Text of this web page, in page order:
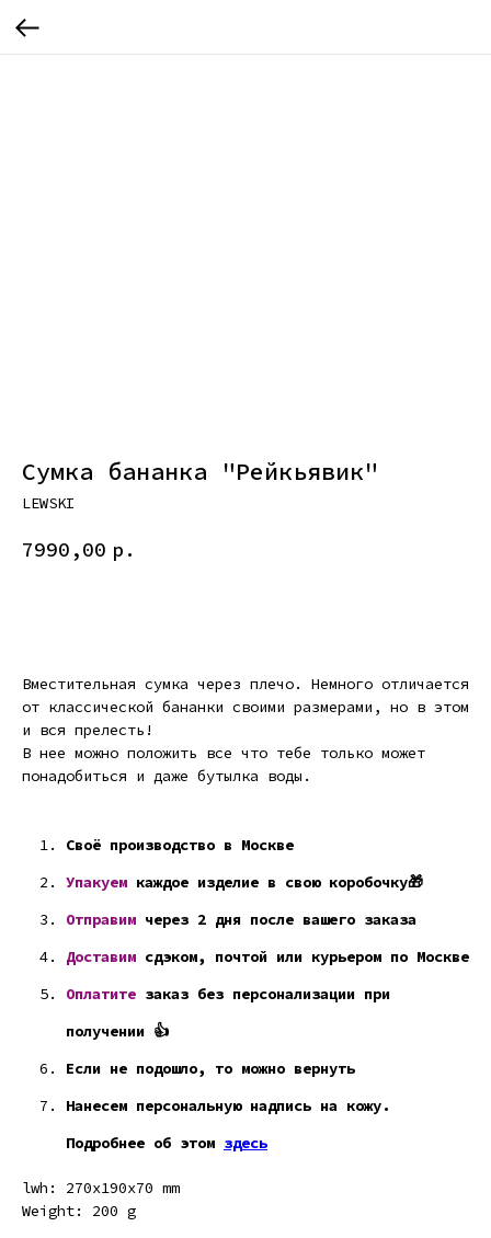
Сумка бананка "Рейкьявик"
LEWSKI
7990,00 р.
Вместительная сумка через плечо. Немного отличается
от классической бананки своими размерами, но в этом
и вся прелесть!
В нее можно положить все что тебе только может
понадобиться и даже бутылка воды.
Своё производство в Москве
Упакуем каждое изделие в свою коробочку🎁
Отправим через 2 дня после вашего заказа
Доставим сдэком, почтой или курьером по Москве
Оплатите заказ без персонализации при
получении 👍
Если не подошло, то можно вернуть
Нанесем персональную надпись на кожу.
Подробнее об этом здесь
lwh: 270x190x70 mm
Weight: 200 g